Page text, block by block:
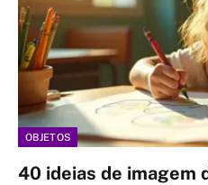
OBJETOS
40 ideias de imagem